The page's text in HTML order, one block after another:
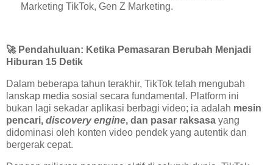
Marketing TikTok, Gen Z Marketing.
🚀Pendahuluan: Ketika Pemasaran Berubah Menjadi
Hiburan 15 Detik
Dalam beberapa tahun terakhir, TikTok telah mengubah
lanskap media sosial secara fundamental. Platform ini
bukan lagi sekadar aplikasi berbagi video; ia adalah mesin
pencari, discovery engine, dan pasar raksasa yang
didominasi oleh konten video pendek yang autentik dan
bergerak cepat.